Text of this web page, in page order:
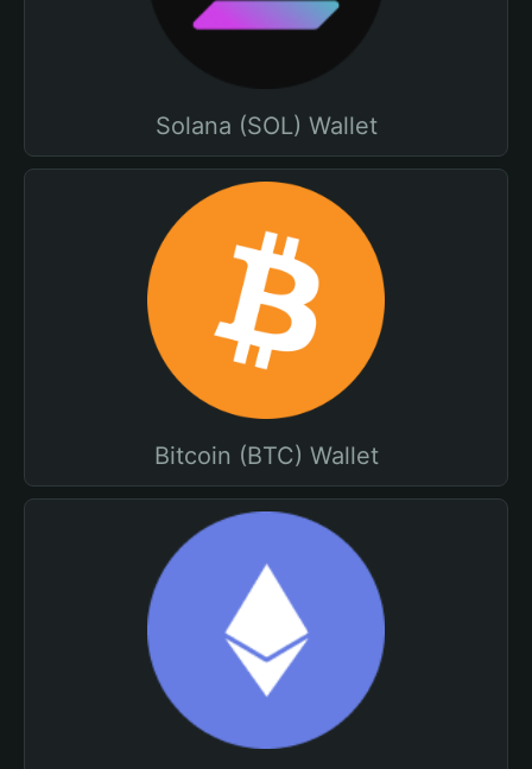
Solana (SOL) Wallet
Bitcoin (BTC) Wallet